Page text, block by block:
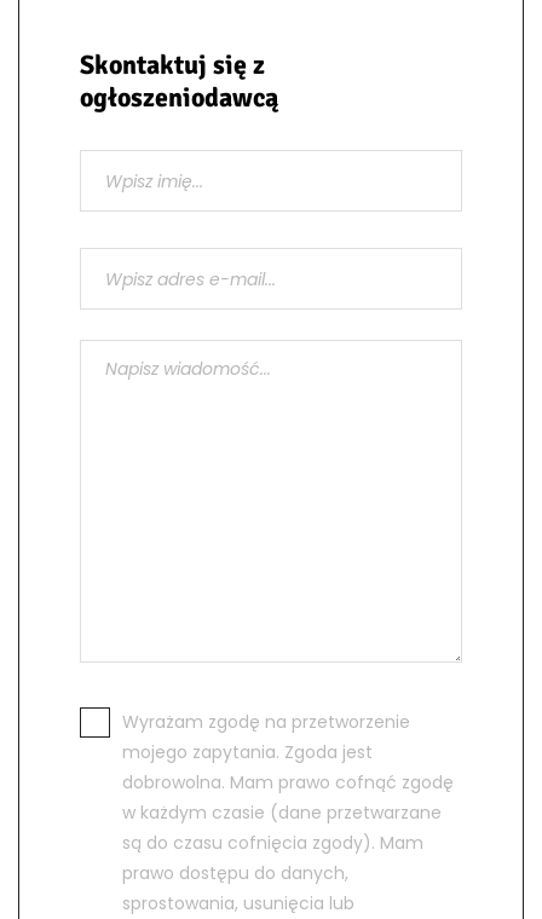
Skontaktuj się z
ogłoszeniodawcą
Wyrażam zgodę na przetworzenie
mojego zapytania. Zgoda jest
dobrowolna. Mam prawo cofnąć zgodę
w każdym czasie (dane przetwarzane
są do czasu cofnięcia zgody). Mam
prawo dostępu do danych,
sprostowania, usunięcia lub